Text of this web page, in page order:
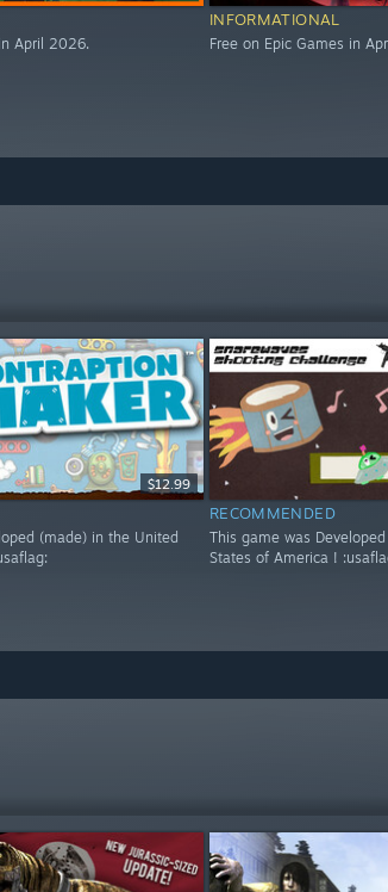
April 2026.
INFORMATIONAL
Free on Epic Games in
$12.99
(made) in the United
RECOMMENDED
This game was
States of America !